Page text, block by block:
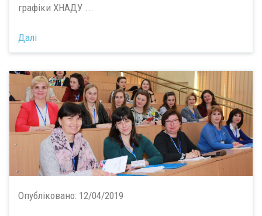
графіки ХНАДУ ...
Далі
Опубліковано: 12/04/2019